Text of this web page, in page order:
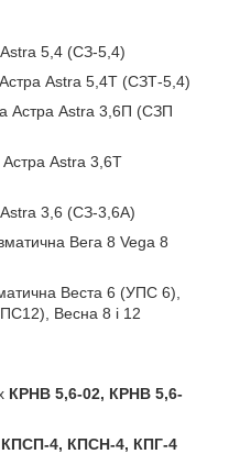
5,4 (СЗ-5,4)
Astra 5,4Т (СЗТ-5,4)
Астра Astra 3,6П (СЗП
Astra 3,6Т
Astra 3,6 (СЗ-3,6А)
Вега 8 Vega 8
Веста 6 (УПС 6),
Весна 8 і 12
КРНВ 5,6-02, КРНВ 5,6-
КПСП-4, КПСН-4, КПГ-4